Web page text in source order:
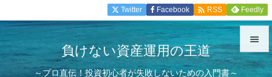
負けない資産運用の王道
～プロ直伝！投資初心者が失敗しないための入門書～


Twitter Facebook  RSS Feedly